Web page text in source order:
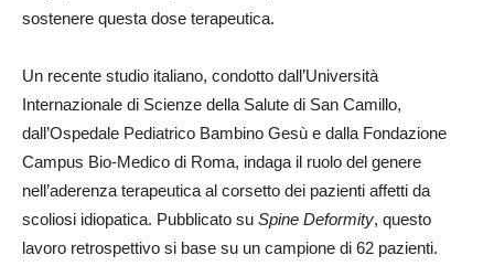
sostenere questa dose terapeutica.
Un recente studio italiano, condotto dall’Università
Internazionale di Scienze della Salute di San Camillo,
dall’Ospedale Pediatrico Bambino Gesù e dalla Fondazione
Campus Bio-Medico di Roma, indaga il ruolo del genere
nell’aderenza terapeutica al corsetto dei pazienti affetti da
scoliosi idiopatica. Pubblicato su Spine Deformity, questo
lavoro retrospettivo si base su un campione di 62 pazienti.